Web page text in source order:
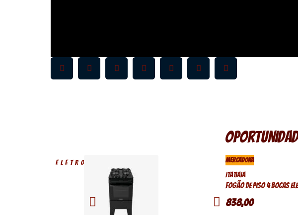
ELETRODOMÉSTICOS MERCADOKA
Itatiaia
Fogão de piso 4 bocas
838,00